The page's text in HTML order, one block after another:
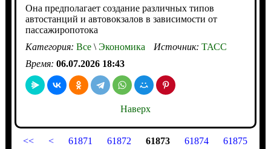
Она предполагает создание различных типов
автостанций и автовокзалов в зависимости от
пассажиропотока
Категория: Все\Экономика Источник: ТАСС
Время: 06.07.2026 18:43
Наверх
<< < 61871 61872 61873 61874 61875